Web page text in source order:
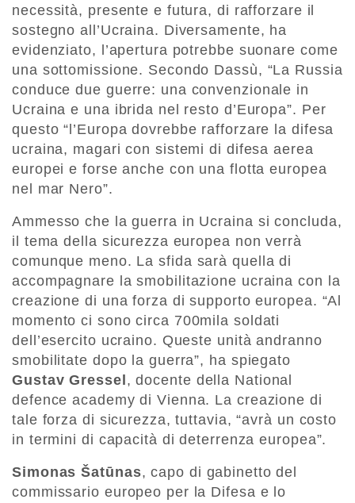
necessità, presente e futura, di rafforzare il
sostegno all’Ucraina. Diversamente, ha
evidenziato, l’apertura potrebbe suonare come
una sottomissione. Secondo Dassù, “La Russia
conduce due guerre: una convenzionale in
Ucraina e una ibrida nel resto d’Europa”. Per
questo “l’Europa dovrebbe rafforzare la difesa
ucraina, magari con sistemi di difesa aerea
europei e forse anche con una flotta europea
nel mar Nero”.
Ammesso che la guerra in Ucraina si concluda,
il tema della sicurezza europea non verrà
comunque meno. La sfida sarà quella di
accompagnare la smobilitazione ucraina con la
creazione di una forza di supporto europea. “Al
momento ci sono circa 700mila soldati
dell’esercito ucraino. Queste unità andranno
smobilitate dopo la guerra”, ha spiegato
Gustav Gressel , docente della National
defence academy di Vienna. La creazione di
tale forza di sicurezza, tuttavia, “avrà un costo
in termini di capacità di deterrenza europea”.
Simonas Šatūnas, capo di gabinetto del
commissario europeo per la Difesa e lo